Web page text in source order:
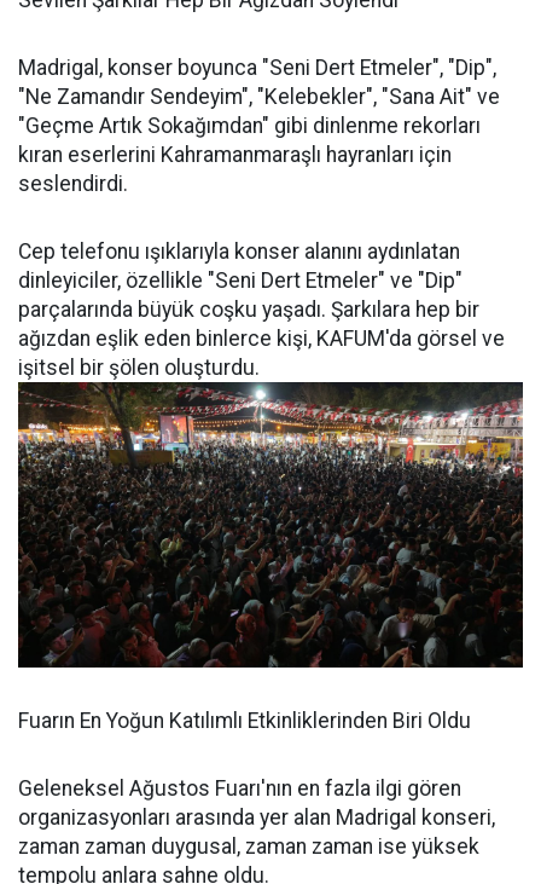
Madrigal, konser boyunca "Seni Dert Etmeler", "Dip",
"Ne Zamandır Sendeyim", "Kelebekler", "Sana Ait" ve
"Geçme Artık Sokağımdan" gibi dinlenme rekorları
kıran eserlerini Kahramanmaraşlı hayranları için
seslendirdi.
Cep telefonu ışıklarıyla konser alanını aydınlatan
dinleyiciler, özellikle "Seni Dert Etmeler" ve "Dip"
parçalarında büyük coşku yaşadı. Şarkılara hep bir
ağızdan eşlik eden binlerce kişi, KAFUM'da görsel ve
işitsel bir şölen oluşturdu.
Fuarın En Yoğun Katılımlı Etkinliklerinden Biri Oldu
Geleneksel Ağustos Fuarı'nın en fazla ilgi gören
organizasyonları arasında yer alan Madrigal konseri,
zaman zaman duygusal, zaman zaman ise yüksek
tempolu anlara sahne oldu.